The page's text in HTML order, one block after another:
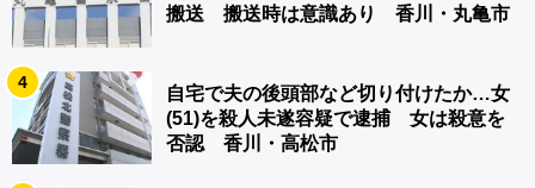
搬送 搬送時は意識あり 香川・丸亀市
4
自宅で夫の後頭部など切り付けたか…女
(51)を殺人未遂容疑で逮捕 女は殺意を
否認 香川・高松市